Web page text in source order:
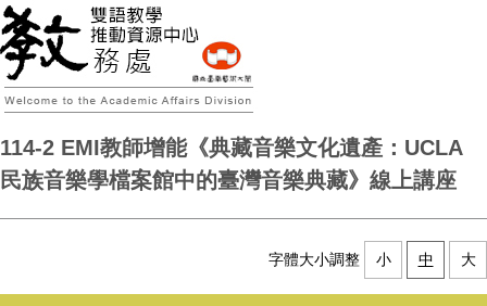
114-2 EMI教師增能《典藏音樂文化遺產：UCLA
民族音樂學檔案館中的臺灣音樂典藏》線上講座
字體大小調整 小 中 大